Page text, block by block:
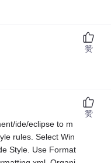
赞
ide/eclipse to m
rules. Select Win
Style. Use Format
赞